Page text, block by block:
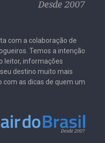
com a colaboração de
Temos a intenção
leitor, informações
destino muito mais
com as dicas de quem um